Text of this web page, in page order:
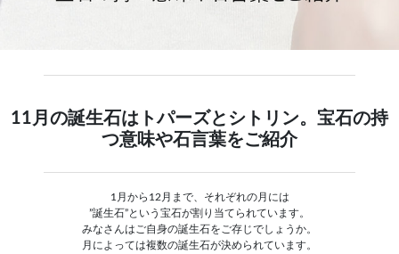
11月の誕生石はトパーズとシトリン。宝石の持
つ意味や石言葉をご紹介
1月から12月まで、それぞれの月には
”誕生石”という宝石が割り当てられています。
みなさんはご自身の誕生石をご存じでしょうか。
月によっては複数の誕生石が決められています。